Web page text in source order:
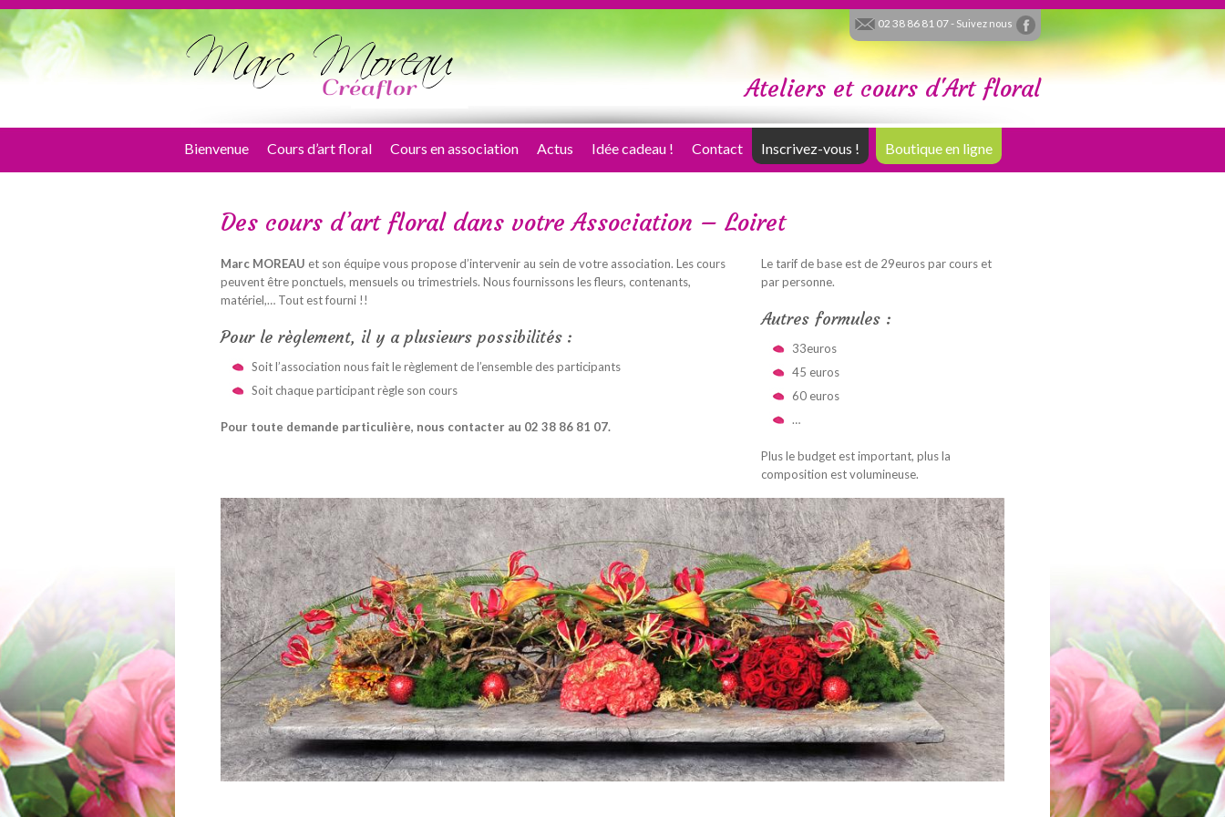
02 38 86 81 07 - Suivez nous
Ateliers et cours d'Art floral
Bienvenue Cours d’art floral Cours en association Actus Idée cadeau ! Contact Inscrivez-vous ! Boutique en ligne
Des cours d’art floral dans votre Association – Loiret
Marc MOREAU et son équipe vous propose d’intervenir au sein de votre association. Les cours
peuvent être ponctuels, mensuels ou trimestriels. Nous fournissons les fleurs, contenants,
matériel,… Tout est fourni !!
Pour le règlement, il y a plusieurs possibilités :
Soit l’association nous fait le règlement de l’ensemble des participants
Soit chaque participant règle son cours
Pour toute demande particulière, nous contacter au 02 38 86 81 07.
Le tarif de base est de 29euros par cours et
par personne.
Autres formules :
33euros
45 euros
60 euros
…
Plus le budget est important, plus la
composition est volumineuse.